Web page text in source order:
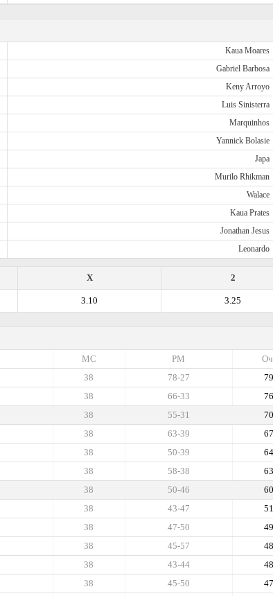
Kaua Moares
Gabriel Barbosa
Keny Arroyo
Luis Sinisterra
Marquinhos
Yannick Bolasie
Japa
Murilo Rhikman
Walace
Kaua Prates
Jonathan Jesus
Leonardo
2
X
3.25
3.10
РМ
МС
79
78-27
38
76
66-33
38
70
55-31
38
67
63-39
38
64
50-39
38
63
58-38
38
60
50-46
38
51
43-47
38
49
47-50
38
48
45-57
38
48
43-44
38
47
45-50
38